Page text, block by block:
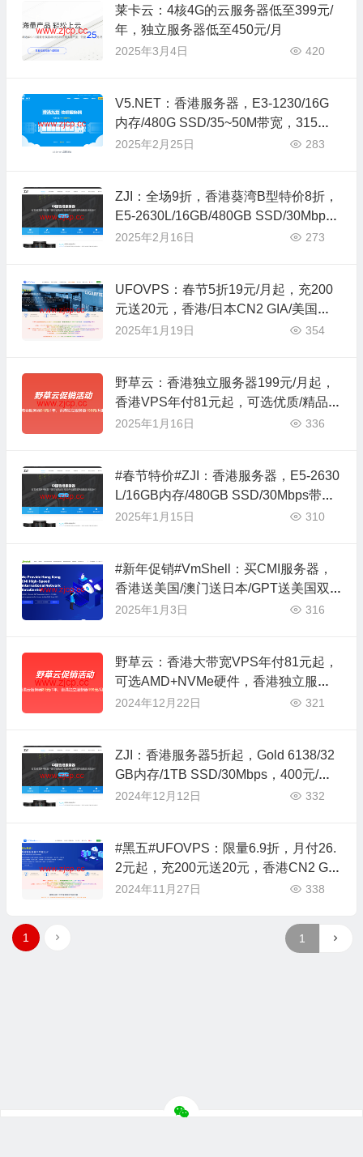
莱卡云：4核4G的云服务器低至399元/
年，独立服务器低至450元/月
2025年3月4日 420
V5.NET：香港服务器，E3-1230/16G
内存/480G SSD/35~50M带宽，315元/
月
2025年2月25日 283
ZJI：全场9折，香港葵湾B型特价8折，
E5-2630L/16GB/480GB SSD/30Mbps
带宽，320元/月
2025年2月16日 273
UFOVPS：春节5折19元/月起，充200
元送20元，香港/日本CN2 GIA/美国高
防可选
2025年1月19日 354
野草云：香港独立服务器199元/月起，
香港VPS年付81元起，可选优质/精品B
GP线路
2025年1月16日 336
#春节特价#ZJI：香港服务器，E5-2630
L/16GB内存/480GB SSD/30Mbps带
宽，320元/月
2025年1月15日 310
#新年促销#VmShell：买CMI服务器，
香港送美国/澳门送日本/GPT送美国双
栈服务器，买一年CMI送1-2年，互补所
2025年1月3日 316
野草云：香港大带宽VPS年付81元起，
可选AMD+NVMe硬件，香港独立服务
器199元/年起
2024年12月22日 321
ZJI：香港服务器5折起，Gold 6138/32
GB内存/1TB SSD/30Mbps，400元/
月，可选BGP或精品网络
2024年12月12日 332
#黑五#UFOVPS：限量6.9折，月付26.
2元起，充200元送20元，香港CN2 GI
A/日本CN2 GIA/美国高防可选
2024年11月27日 338
1